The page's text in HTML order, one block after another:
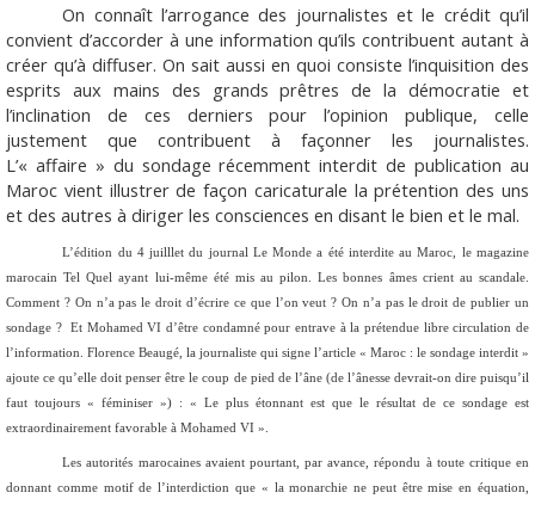
On connaît l’arrogance des journalistes et le crédit qu’il
convient d’accorder à une information qu’ils contribuent autant à
créer qu’à diffuser. On sait aussi en quoi consiste l’inquisition des
esprits aux mains des grands prêtres de la démocratie et
l’inclination de ces derniers pour l’opinion publique, celle
justement que contribuent à façonner les journalistes.
L’« affaire » du sondage récemment interdit de publication au
Maroc vient illustrer de façon caricaturale la prétention des uns
et des autres à diriger les consciences en disant le bien et le mal.
L’édition du 4 juilllet du journal Le Monde a été interdite au Maroc, le magazine
marocainTel Quel ayant lui-même été mis au pilon
Les bonnes âmes crient au scandale.
Comment ? On n’a pas le droit d’écrire ce que l’on veut ? On n’a pas le droit de publier un
sondage ? Et Mohamed VI d’être condamné pour entrave à la prétendue libre circulation de
l’information. Florence Beaugé, la journaliste qui signe l’article « Maroc : le sondage interdit »
ajoute ce qu’elle doit penser être le coup de pied de l’âne (de l’ânesse devrait-on dire puisqu’il
faut toujours « féminiser ») : « Le plus étonnant est que le résultat de ce sondage est
extraordinairement favorable à Mohamed VI ».
Les autorités marocaines avaient pourtant, par avance, répondu à toute critique en
donnant comme motif de l’interdiction que « la monarchie ne peut être mise en équation,